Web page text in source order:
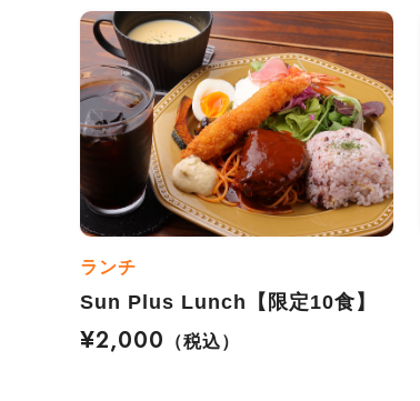
ランチ
Sun Plus Lunch【限定10食】
¥2,000
（税込）